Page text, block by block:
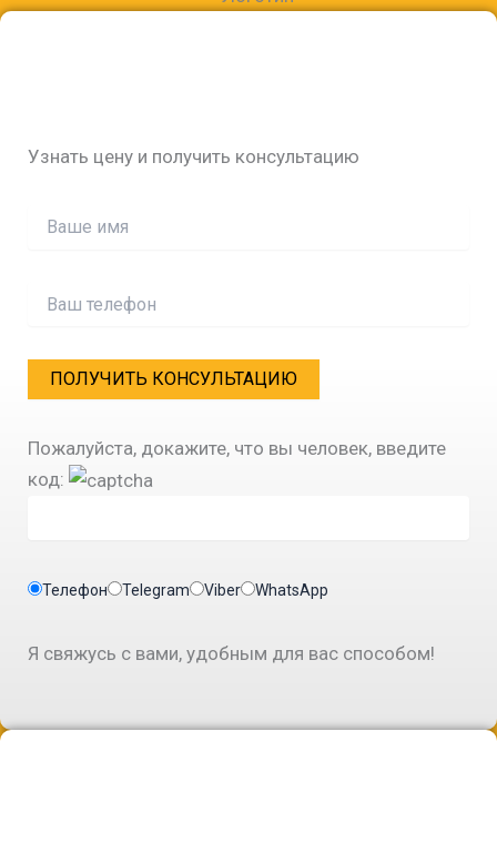
Узнать цену и получить консультацию
Пожалуйста, докажите, что вы человек, введите
код:
Телефон Telegram Viber WhatsApp
Я свяжусь с вами, удобным для вас способом!